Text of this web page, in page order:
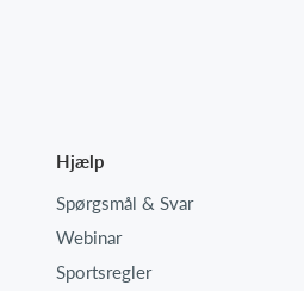
Log påHjælp
Spørgsmål & Svar
Webinar
Sportsregler